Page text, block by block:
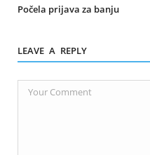
Počela prijava za banju
LEAVE A REPLY